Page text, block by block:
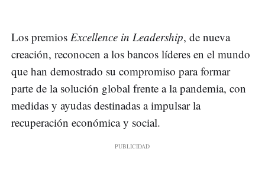
Los premios Excellence in Leadership, de nueva
creación, reconocen a los bancos líderes en el mundo
que han demostrado su compromiso para formar
parte de la solución global frente a la pandemia, con
medidas y ayudas destinadas a impulsar la
recuperación económica y social.